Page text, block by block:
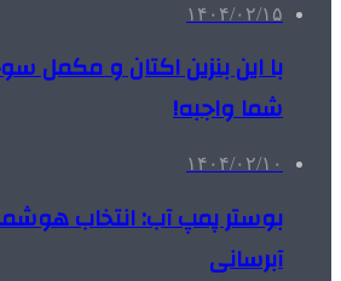
۱۴۰۴/۰۲/۱۵
با این بنزین اکتان و مکمل
شما واجبه!
۱۴۰۴/۰۲/۱۰
بوستر پمپ آب: انتخاب
آبرسانی